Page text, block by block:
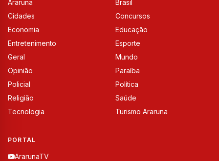
Araruna
Brasil
Cidades
Concursos
Economia
Educação
Entretenimento
Esporte
Geral
Mundo
Opinião
Paraíba
Policial
Política
Religião
Saúde
Tecnologia
Turismo Araruna
PORTAL
ArarunaTV